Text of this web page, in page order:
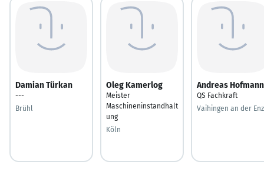
Damian Türkan
---
Brühl
Oleg Kamerlog
Meister
Maschineninstandhalt
ung
Köln
Andreas Hofmann
QS Fachkraft
Vaihingen an der Enz